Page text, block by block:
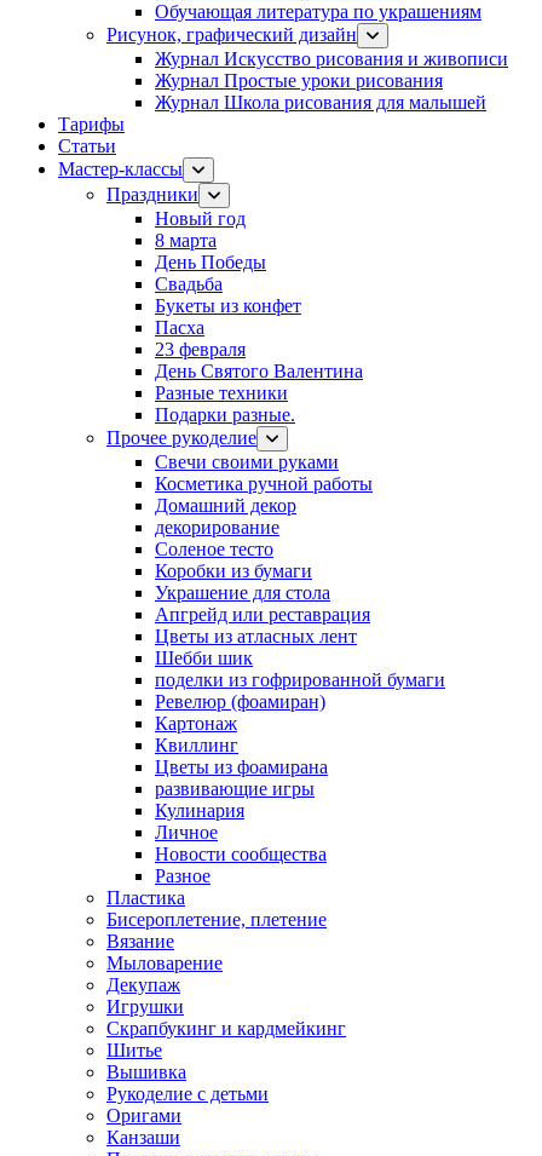
Обучающая литература по украшениям
Рисунок, графический дизайн
Журнал Искусство рисования и живописи
Журнал Простые уроки рисования
Журнал Школа рисования для малышей
Тарифы
Статьи
Мастер-классы
Праздники
Новый год
8 марта
День Победы
Свадьба
Букеты из конфет
Пасха
23 февраля
День Святого Валентина
Разные техники
Подарки разные.
Прочее рукоделие
Свечи своими руками
Косметика ручной работы
Домашний декор
декорирование
Соленое тесто
Коробки из бумаги
Украшение для стола
Апгрейд или реставрация
Цветы из атласных лент
Шебби шик
поделки из гофрированной бумаги
Ревелюр (фоамиран)
Картонаж
Квиллинг
Цветы из фоамирана
развивающие игры
Кулинария
Личное
Новости сообщества
Разное
Пластика
Бисероплетение, плетение
Вязание
Мыловарение
Декупаж
Игрушки
Скрапбукинг и кардмейкинг
Шитье
Вышивка
Рукоделие с детьми
Оригами
Канзаши